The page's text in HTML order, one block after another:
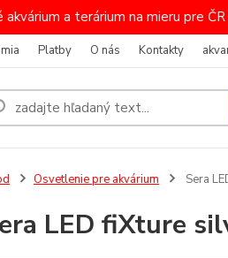
a terárium na mieru pre
Platby O nás Kontakty
Osvetlenie pre akvárium Sera
LED fiXture